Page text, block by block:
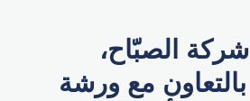
إنتاج شركة الصبّاح،
بالتعاون مع ورشة